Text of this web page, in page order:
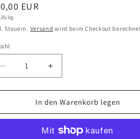
EUR
kg
Steuern. Versand wird beim Checkout
Verringere
die
Menge
Bosanski
Erhöhe
die
Menge
für
Bosanski
Sudžuk
400gr
In den Warenkorb legen